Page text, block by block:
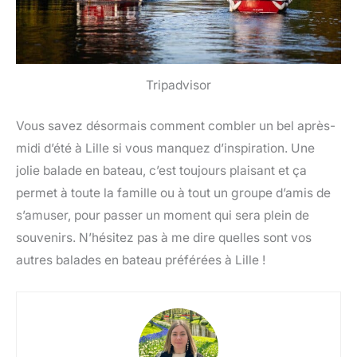
Tripadvisor
Vous savez désormais comment combler un bel après-
midi d’été à Lille si vous manquez d’inspiration. Une
jolie balade en bateau, c’est toujours plaisant et ça
permet à toute la famille ou à tout un groupe d’amis de
s’amuser, pour passer un moment qui sera plein de
souvenirs. N’hésitez pas à me dire quelles sont vos
autres balades en bateau préférées à Lille !